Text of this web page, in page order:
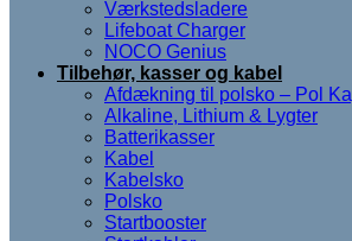
Værkstedsladere
Lifeboat Charger
NOCO Genius
Tilbehør, kasser og kabel
Afdækning til polsko – Pol
Alkaline, Lithium & Lygter
Batterikasser
Kabel
Kabelsko
Polsko
Startbooster